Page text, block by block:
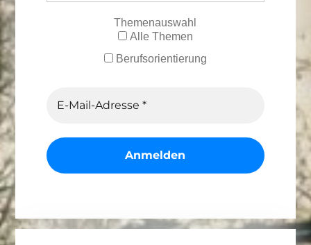
Themenauswahl
Alle Themen
Berufsorientierung